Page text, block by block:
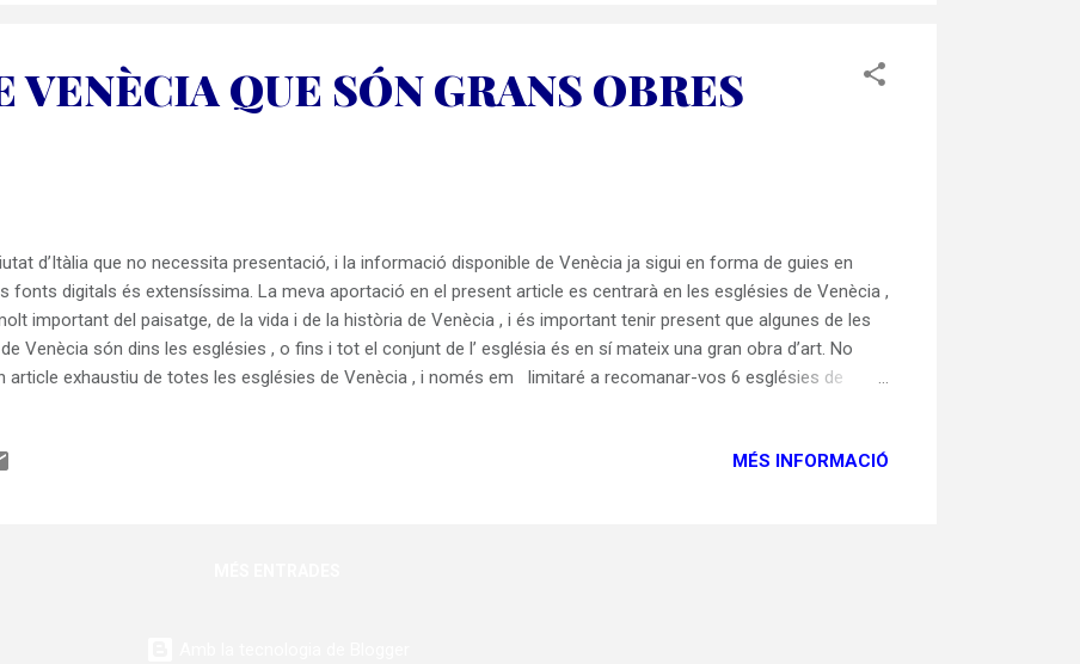
VENÈCIA QUE SÓN GRANS OBRES
d’Itàlia que no necessita presentació, i la informació disponible de Venècia ja sigui en forma de guies en
fonts digitals és extensíssima. La meva aportació en el present article es centrarà en les esglésies de Venècia ,
important del paisatge, de la vida i de la història de Venècia , i és important tenir present que algunes de les
Venècia són dins les esglésies , o fins i tot el conjunt de l’ església és en sí mateix una gran obra d’art. No
article exhaustiu de totes les esglésies de Venècia , i només em limitaré a recomanar-vos 6 esglésies de
Bé, som-hi doncs amb aquestes 6 esglési...
MÉS INFORMACIÓ